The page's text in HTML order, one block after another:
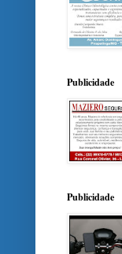
Publicidade
Publicidade